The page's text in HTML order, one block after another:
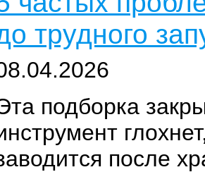
трудного
подборка
после